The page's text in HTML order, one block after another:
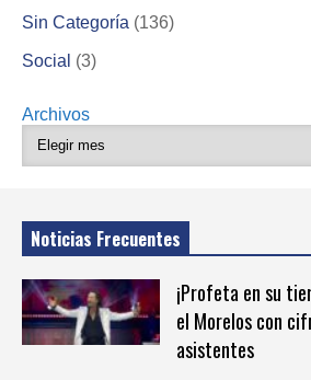
Sin Categoría (136)
Social (3)
Archivos
Noticias Frecuentes
¡Profeta en su
el Morelos con
asistentes